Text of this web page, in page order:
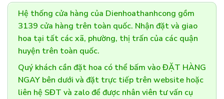
Hệ thống cửa hàng của Dienhoathanhcong gồm
3139 cửa hàng trên toàn quốc. Nhận đặt và giao
hoa tại tất các xã, phường, thị trấn của các quận
huyện trên toàn quốc.
Quý khách cần đặt hoa có thể bấm vào ĐẶT HÀNG
NGAY bên dưới và đặt trực tiếp trên website hoặc
liên hệ SĐT và zalo để được nhân viên tư vấn cụ